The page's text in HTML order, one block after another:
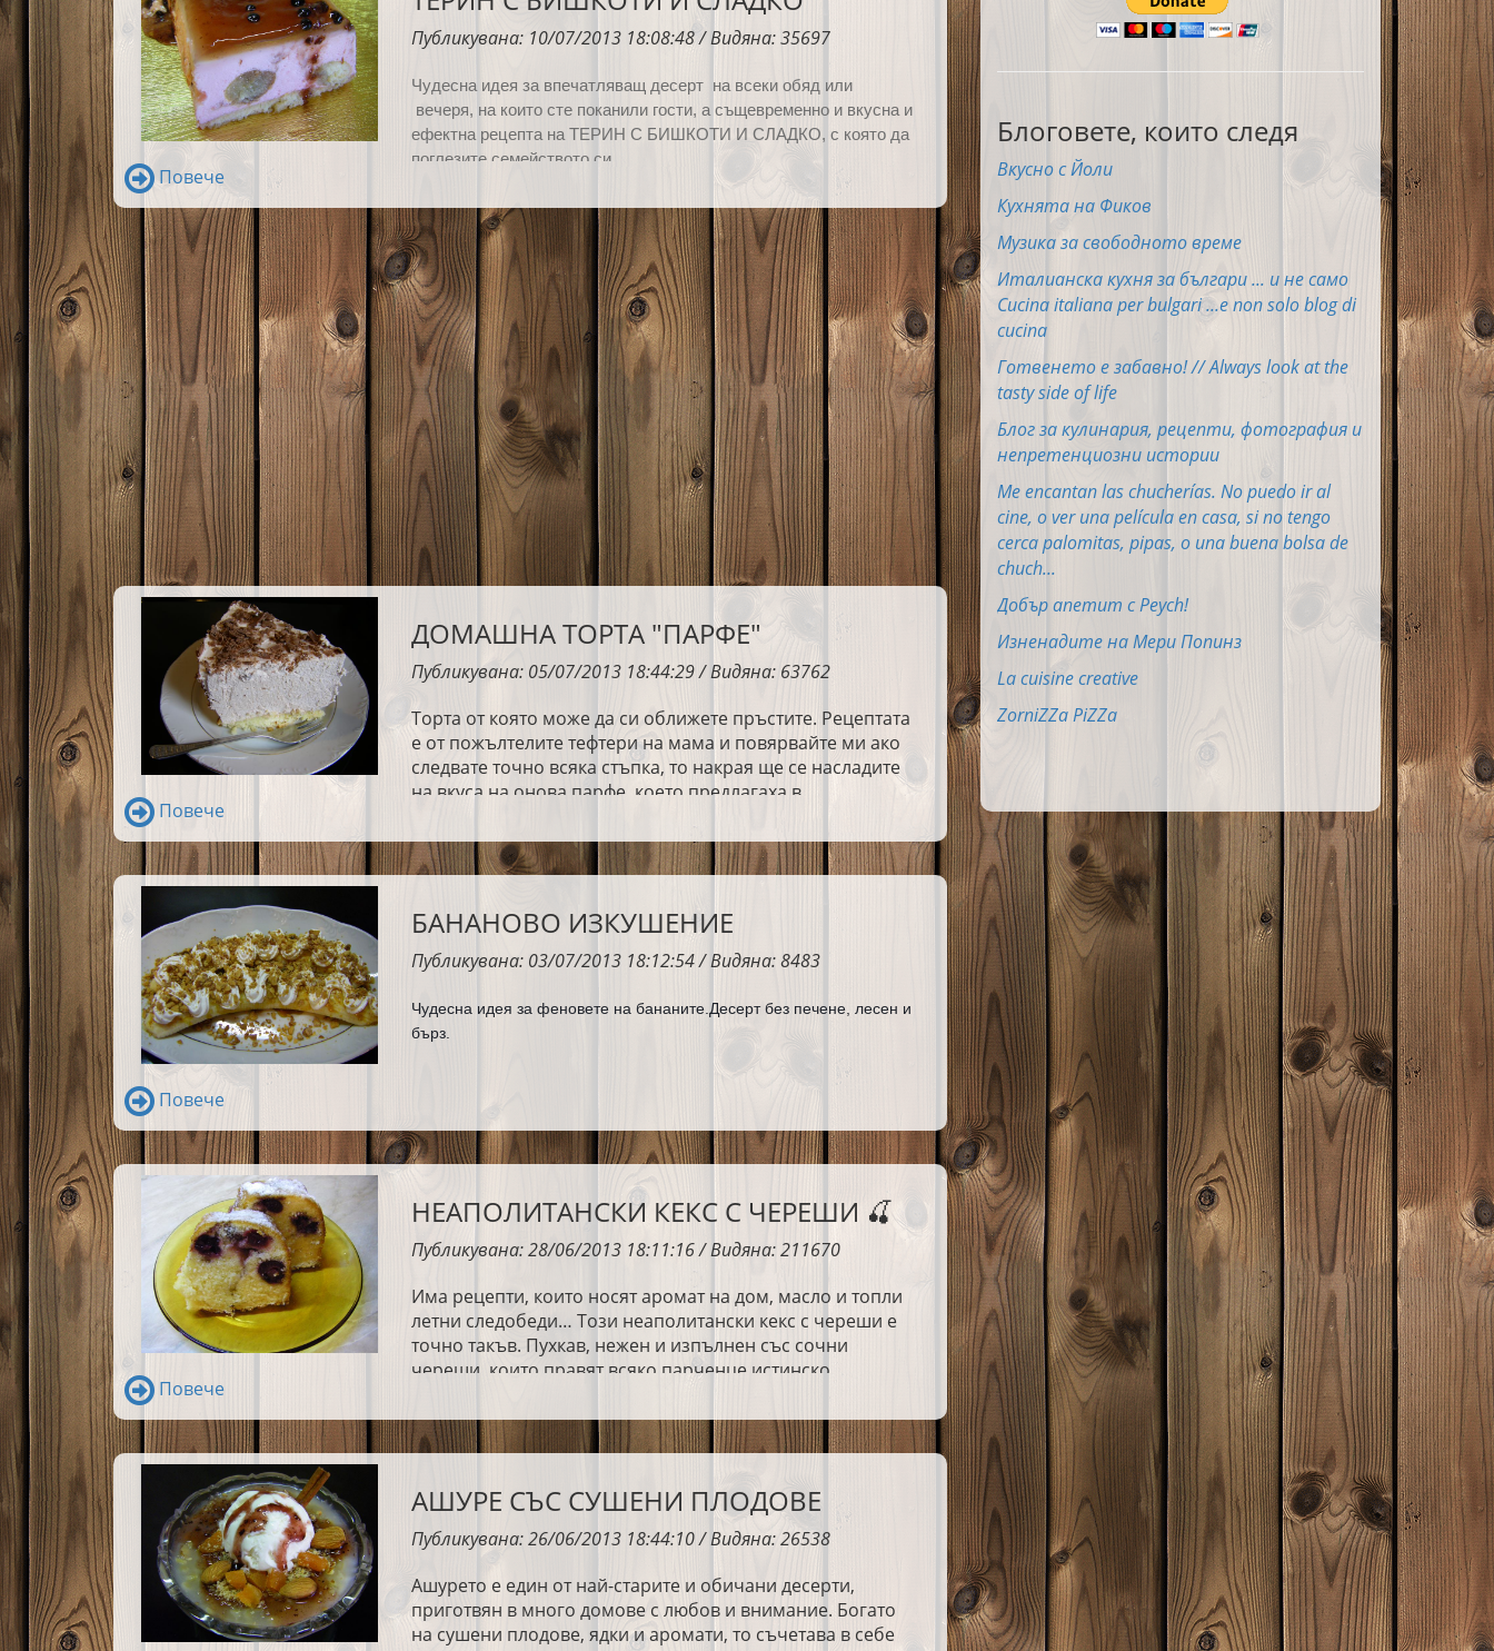
Публикувана: 10/07/2013 18:08:48 / Видяна: 35697
Чудесна идея за впечатляващ десерт на всеки обяд или
вечеря, на които сте поканили гости, а същевременно и вкусна и
ефектна рецепта на ТЕРИН С БИШКОТИ И СЛАДКО, с която да
поглезите семейството си.
Повече
ДОМАШНА ТОРТА "ПАРФЕ"
Публикувана: 05/07/2013 18:44:29 / Видяна: 63762
Торта от която може да си оближете пръстите. Рецептата
е от пожълтелите тефтери на мама и повярвайте ми ако
следвате точно всяка стъпка, то накрая ще се насладите
на вкуса на онова парфе, което предлагаха в
повечето от вас си спомнят за какво говоря и така, ако
обичате комбинацията торта с парфе, то това е вашата
Повече
БАНАНОВО ИЗКУШЕНИЕ
Публикувана: 03/07/2013 18:12:54 / Видяна: 8483
Чудесна идея за феновете на бананите.Десерт без печене, лесен и
бърз.
Повече
НЕАПОЛИТАНСКИ КЕКС С ЧЕРЕШИ 🍒
Публикувана: 28/06/2013 18:11:16 / Видяна: 211670
Има рецепти, които носят аромат на дом, масло и топли
летни следобеди… Този неаполитански кекс с череши е
точно такъв. Пухкав, нежен и изпълнен със сочни
череши, които правят всяко парченце истинско
отЗемята на траките🤍 С кодBENI10получавате-10%
отстъпкана всички продукти ✨https://shop.znt.bg/bg-
Повече
АШУРЕ СЪС СУШЕНИ ПЛОДОВЕ
Публикувана: 26/06/2013 18:44:10 / Видяна: 26538
Ашурето е един от най-старите и обичани десерти,
приготвян в много домове с любов и внимание. Богато
на сушени плодове, ядки и аромати, то съчетава в себе
Блоговете, които следя
Вкусно с Йоли
Кухнята на Фиков
Музика за свободното време
Италианска кухня за българи ... и не само
Cucina italiana per bulgari ...e non solo blog di
cucina
Готвенето е забавно! // Always look at the
tasty side of life
Блог за кулинария, рецепти, фотография и
непретенциозни истории
Me encantan las chucherías. No puedo ir al
cine, o ver una película en casa, si no tengo
cerca palomitas, pipas, o una buena bolsa de
chuch...
Добър апетит с Peych!
Изненадите на Мери Попинз
La cuisine creative
ZorniZZa PiZZa